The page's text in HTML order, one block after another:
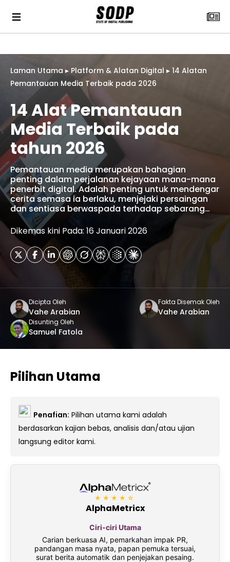
Laman Utama ▸ Platform & Alatan Digital ▸ 14 Alatan
Pemantauan Media Terbaik pada 2026
14 Alat Pemantauan
Media Terbaik pada
tahun 2026
Pemantauan media merupakan bahagian
penting dalam perjalanan kejayaan mana-mana
penerbit digital. Adalah penting untuk mendengar
cerita semasa ia berlaku, menjejaki persaingan
dan sentiasa berwaspada terhadap sebarang…
Dikemas kini Pada: 16 Januari 2026
Dicipta Oleh
Vahe Arabian
Fakta Disemak Oleh
Vahe Arabian
Disunting Oleh
Samuel Fatola
Pilihan Utama
Penafian: Pilihan utama kami adalah
berdasarkan kajian bebas, analisis dan/atau ujian
langsung editor kami.
★★★★☆
AlphaMetricx
Ciri-ciri Utama
Carian berkuasa AI, pemarkahan impak PR,
pandangan masa nyata, papan pemuka tersuai,
surat berita automatik dan penjejakan pesaing.